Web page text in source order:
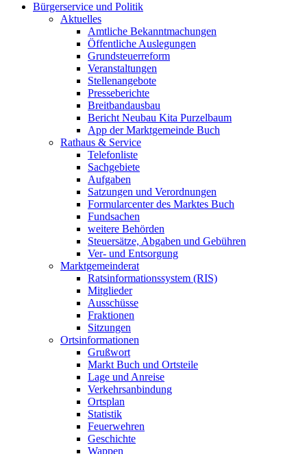
Bürgerservice und Politik
Aktuelles
Amtliche Bekanntmachungen
Öffentliche Auslegungen
Grundsteuerreform
Veranstaltungen
Stellenangebote
Presseberichte
Breitbandausbau
Bericht Neubau Kita Purzelbaum
App der Marktgemeinde Buch
Rathaus & Service
Telefonliste
Sachgebiete
Aufgaben
Satzungen und Verordnungen
Formularcenter des Marktes Buch
Fundsachen
weitere Behörden
Steuersätze, Abgaben und Gebühren
Ver- und Entsorgung
Marktgemeinderat
Ratsinformationssystem (RIS)
Mitglieder
Ausschüsse
Fraktionen
Sitzungen
Ortsinformationen
Grußwort
Markt Buch und Ortsteile
Lage und Anreise
Verkehrsanbindung
Ortsplan
Statistik
Feuerwehren
Geschichte
Wappen